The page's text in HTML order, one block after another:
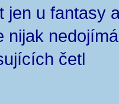
jen u fantasy
nijak
četl